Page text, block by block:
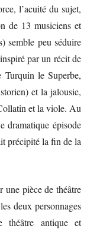
l’acuité du sujet,
de 13 musiciens et
semble peu séduire
par un récit de
le Superbe,
et la jalousie,
et la viole. Au
dramatique épisode
précipité la fin de la
une pièce de théâtre
deux personnages
antique et